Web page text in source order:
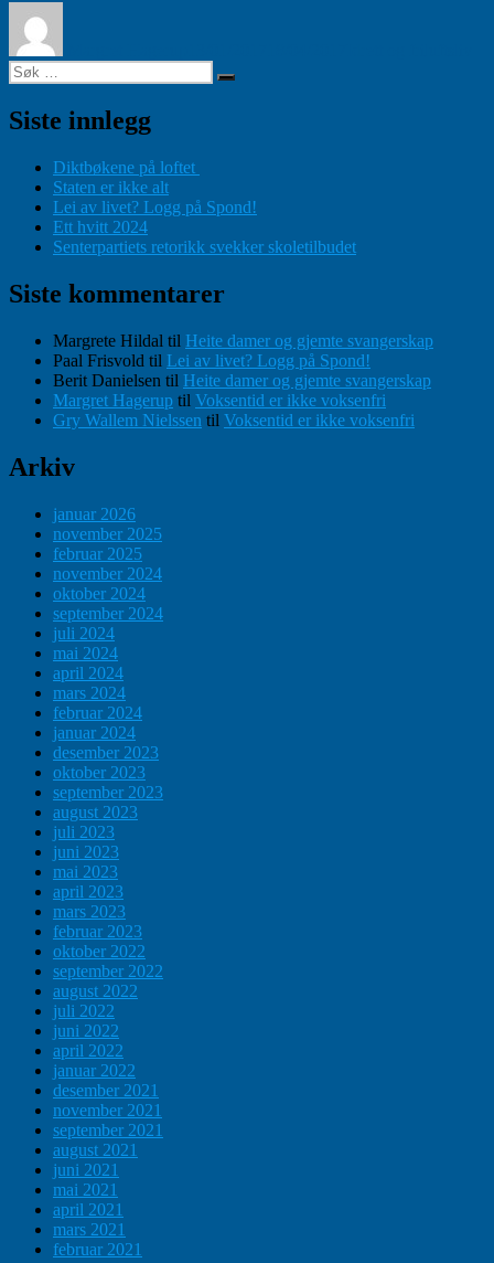
Søk
etter:
Søk
Siste innlegg
Diktbøkene på loftet
Staten er ikke alt
Lei av livet? Logg på Spond!
Ett hvitt 2024
Senterpartiets retorikk svekker skoletilbudet
Siste kommentarer
Margrete Hildal til Heite damer og gjemte svangerskap
Paal Frisvold til Lei av livet? Logg på Spond!
Berit Danielsen til Heite damer og gjemte svangerskap
Margret Hagerup til Voksentid er ikke voksenfri
Gry Wallem Nielssen til Voksentid er ikke voksenfri
Arkiv
januar 2026
november 2025
februar 2025
november 2024
oktober 2024
september 2024
juli 2024
mai 2024
april 2024
mars 2024
februar 2024
januar 2024
desember 2023
oktober 2023
september 2023
august 2023
juli 2023
juni 2023
mai 2023
april 2023
mars 2023
februar 2023
oktober 2022
september 2022
august 2022
juli 2022
juni 2022
april 2022
januar 2022
desember 2021
november 2021
september 2021
august 2021
juni 2021
mai 2021
april 2021
mars 2021
februar 2021